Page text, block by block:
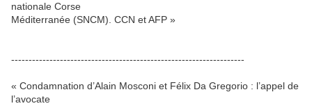
nationale Corse
Méditerranée (SNCM). CCN et AFP »
-------------------------------------------------------------------
« Condamnation d’Alain Mosconi et Félix Da Gregorio : l’appel de
l’avocate